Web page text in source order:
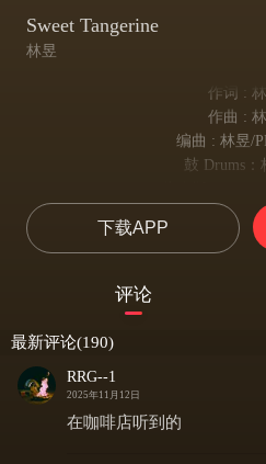
Sweet Tangerine
林昱
作词 :
作曲 :
编曲 : 林昱/
鼓 Drums：
磁带录音师 Tape Recording Engineer
助理工程师 Assistant
混音&母带 Mixing&Mastering:
It’s been way
下载APP
评论
最新评论(190)
RRG--1
2025年11月12日
在咖啡店听到的